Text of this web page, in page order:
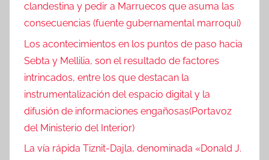
clandestina y pedir a Marruecos que asuma las
consecuencias (fuente gubernamental marroquí)
Los acontecimientos en los puntos de paso hacia
Sebta y Mellilia, son el resultado de factores
intrincados, entre los que destacan la
instrumentalización del espacio digital y la
difusión de informaciones engañosas(Portavoz
del Ministerio del Interior)
La vía rápida Tiznit-Dajla, denominada «Donald J.